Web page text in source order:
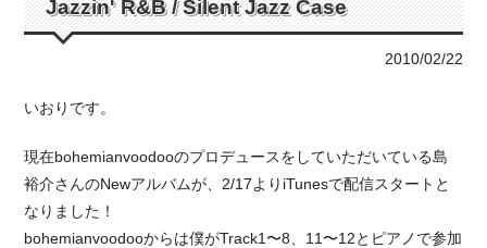
Jazzin' R&B / Silent Jazz Case
2010/02/22
いおりです。
現在bohemianvoodooのプロデュースをしていただいている島
裕介さんのNewアルバムが、2/17よりiTunesで配信スタートと
なりました！
bohemianvoodooからは僕がTrack1〜8、11〜12とピアノで参加